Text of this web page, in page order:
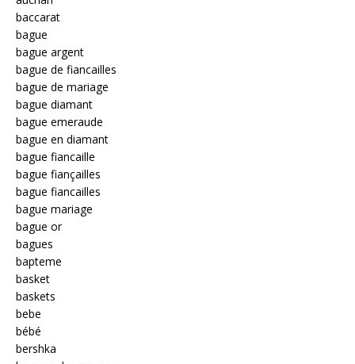
baccarat
bague
bague argent
bague de fiancailles
bague de mariage
bague diamant
bague emeraude
bague en diamant
bague fiancaille
bague fiançailles
bague fiancailles
bague mariage
bague or
bagues
bapteme
basket
baskets
bebe
bébé
bershka